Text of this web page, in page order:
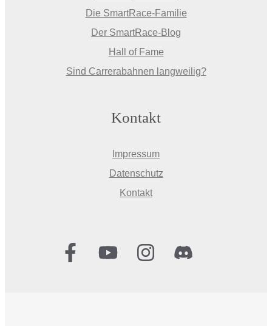
Die SmartRace-Familie
Der SmartRace-Blog
Hall of Fame
Sind Carrerabahnen langweilig?
Kontakt
Impressum
Datenschutz
Kontakt